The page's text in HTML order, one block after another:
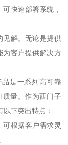
快速部署系统，
见解。无论是提供
为客户提供解决方
是一系列高可靠
质量。作为西门子
以下突出特点：
可根据客户需求灵